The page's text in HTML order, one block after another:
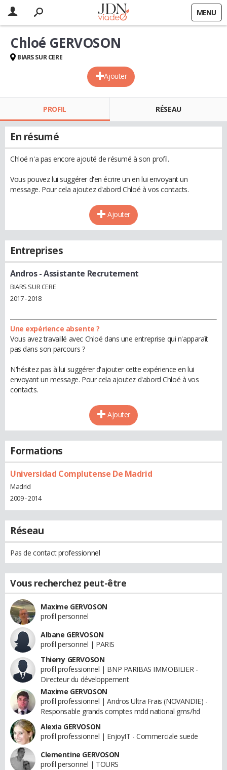
MENU
Ajouter
Chloé GERVOSON
BIARS SUR CERE
PROFIL RÉSEAU
En résumé
Chloé n'a pas encore ajouté de résumé à son profil.
Vous pouvez lui suggérer d'en écrire un en lui envoyant un
message. Pour cela ajoutez d'abord Chloé à vos contacts.
Ajouter
Entreprises
Andros- Assistante Recrutement
BIARS SUR CERE
2017 - 2018
Une expérience absente ?
Vous avez travaillé avec Chloé dans une entreprise qui n'apparaît
pas dans son parcours ?
N'hésitez pas à lui suggérer d'ajouter cette expérience en lui
envoyant un message. Pour cela ajoutez d'abord Chloé à vos
contacts.
Ajouter
Formations
Universidad Complutense De Madrid
Madrid
2009 - 2014
Réseau
Pas de contact professionnel
Vous recherchez peut-être
Maxime GERVOSON
profil personnel
Albane GERVOSON
profil personnel | PARIS
Thierry GERVOSON
profil professionnel | BNP PARIBAS IMMOBILIER -
Directeur du développement
Maxime GERVOSON
profil professionnel | Andros Ultra Frais (NOVANDIE) -
Responsable grands comptes mdd national gms/hd
Alexia GERVOSON
profil professionnel | EnjoyIT - Commerciale suede
Clementine GERVOSON
profil personnel | TOURS